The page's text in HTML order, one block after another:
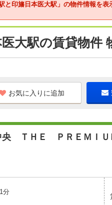
と印旛日本医大駅」の物件情報を表
大駅の賃貸物件
お気に入りに追加
央 ＴＨＥ ＰＲＥＭＩＵ
分